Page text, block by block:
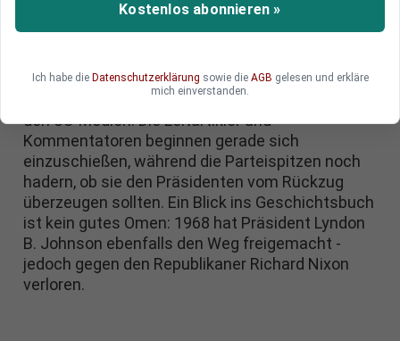
Die Frage, ob Joe Biden zu alt ist, um noch einmal
als Kandidat bei den Präsidentschaftswahlen in
verheerenden Fernseh-Debatte mit Donald
Trump gibt es kaum noch ein anderes Thema in
den US-Medien. Die Leitartikler und
Kommentatoren beginnen gerade sich
einzuschießen, während die Parteispitzen noch
hadern, ob sie den Präsidenten vom Rückzug
überzeugen sollten. Ein Blick ins Geschichtsbuch
ist kein gutes Omen: 1968 hat Präsident Lyndon
B. Johnson ebenfalls den Weg freigemacht -
jedoch gegen den Republikaner Richard Nixon
verloren.
Kostenlos abonnieren »
Ich habe die Datenschutzerklärung sowie die AGB gelesen und erkläre
mich einverstanden.